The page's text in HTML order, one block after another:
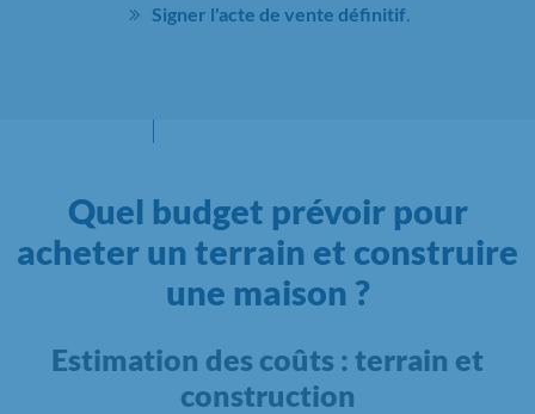
Signer l'acte de vente définitif
Quel budget prévoir pour
acheter un terrain et construire
une maison ?
Estimation des coûts : terrain et
construction